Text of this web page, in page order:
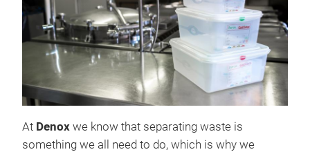
At Denox we know that separating waste is
something we all need to do, which is why we